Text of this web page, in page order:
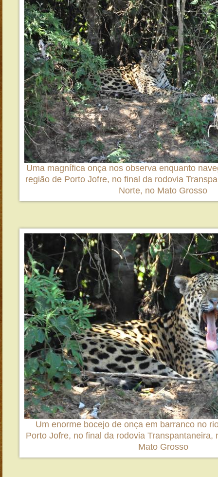
Uma magnífica onça nos observa enquanto
região de Porto Jofre, no final da rodovia
Norte, no Mato Grosso
Um enorme bocejo de onça em barranco no
Porto Jofre, no final da rodovia Transpantaneira,
Mato Grosso